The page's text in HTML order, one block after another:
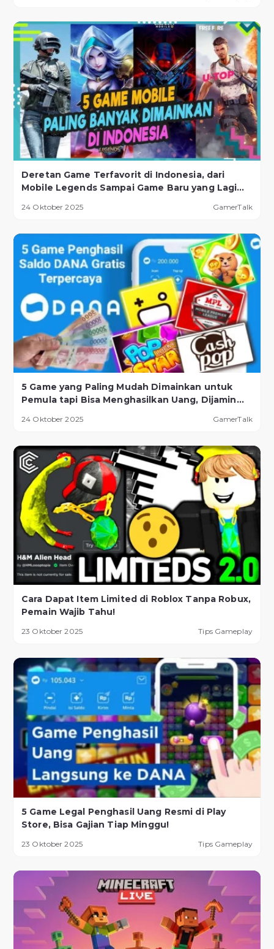
Deretan Game Terfavorit di Indonesia, dari
Mobile Legends Sampai Game Baru yang Lagi
24 Oktober 2025 GamerTalk
5 Game yang Paling Mudah Dimainkan untuk
Pemula tapi Bisa Menghasilkan Uang, Dijamin
24 Oktober 2025 GamerTalk
Cara Dapat Item Limited di Roblox Tanpa Robux,
Pemain Wajib Tahu!
23 Oktober 2025 Tips Gameplay
5 Game Legal Penghasil Uang Resmi di Play
Store, Bisa Gajian Tiap Minggu!
23 Oktober 2025 Tips Gameplay